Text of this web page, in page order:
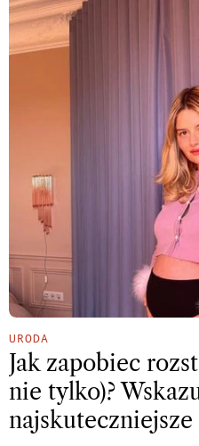
URODA
Jak zapobiec
nie tylko)?